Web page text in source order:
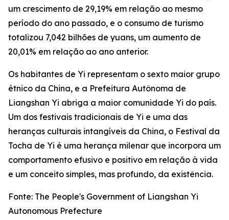
um crescimento de 29,19% em relação ao mesmo
período do ano passado, e o consumo de turismo
totalizou 7,042 bilhões de yuans, um aumento de
20,01% em relação ao ano anterior.
Os habitantes de Yi representam o sexto maior grupo
étnico da China, e a Prefeitura Autônoma de
Liangshan Yi abriga a maior comunidade Yi do país.
Um dos festivais tradicionais de Yi e uma das
heranças culturais intangíveis da China, o Festival da
Tocha de Yi é uma herança milenar que incorpora um
comportamento efusivo e positivo em relação à vida
e um conceito simples, mas profundo, da existência.
Fonte: The People's Government of Liangshan Yi
Autonomous Prefecture